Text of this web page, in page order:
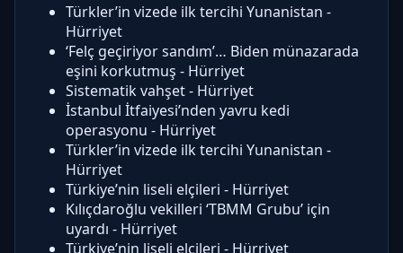
Türkler’in vizede ilk tercihi Yunanistan -
Hürriyet
‘Felç geçiriyor sandım’… Biden münazarada
eşini korkutmuş - Hürriyet
Sistematik vahşet - Hürriyet
İstanbul İtfaiyesi’nden yavru kedi
operasyonu - Hürriyet
Türkler’in vizede ilk tercihi Yunanistan -
Hürriyet
Türkiye’nin liseli elçileri - Hürriyet
Kılıçdaroğlu vekilleri ‘TBMM Grubu’ için
uyardı - Hürriyet
Türkiye’nin liseli elçileri - Hürriyet